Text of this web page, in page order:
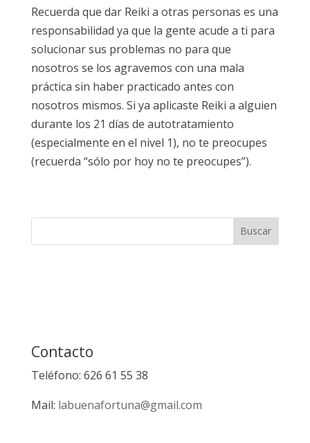
Recuerda que dar Reiki a otras personas es una
responsabilidad ya que la gente acude a ti para
solucionar sus problemas no para que
nosotros se los agravemos con una mala
práctica sin haber practicado antes con
nosotros mismos. Si ya aplicaste Reiki a alguien
durante los 21 días de autotratamiento
(especialmente en el nivel 1), no te preocupes
(recuerda “sólo por hoy no te preocupes”).
Contacto
Teléfono: 626 61 55 38
Mail: labuenafortuna@gmail.com